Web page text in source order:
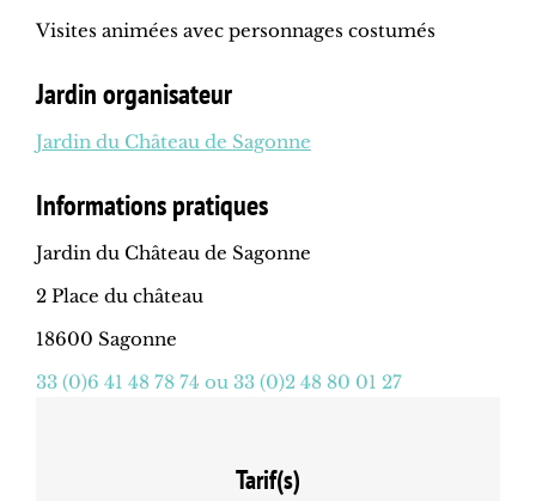
Visites animées avec personnages costumés
Jardin organisateur
Jardin du Château de Sagonne
Informations pratiques
Jardin du Château de Sagonne
2 Place du château
18600 Sagonne
33 (0)6 41 48 78 74 ou 33 (0)2 48 80 01 27
Tarif(s)